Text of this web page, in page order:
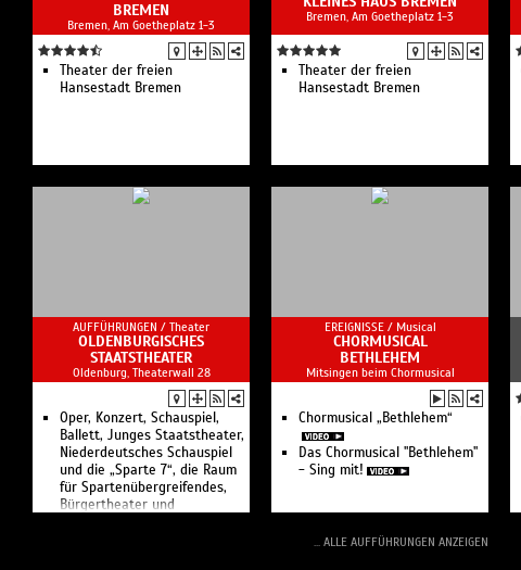
BREMEN
Bremen, Am Goetheplatz 1-3
Theater der freien
Hansestadt Bremen
Bremen, Am Goetheplatz 1-3
Theater der freien
Hansestadt Bremen
AUFFÜHRUNGEN / Theater
OLDENBURGISCHES
STAATSTHEATER
Oldenburg, Theaterwall 28
Oper, Konzert, Schauspiel,
Ballett, Junges Staatstheater,
Niederdeutsches Schauspiel
und die „Sparte 7“, die Raum
für Spartenübergreifendes,
Bürgertheater und
EREIGNISSE / Musical
CHORMUSICAL
BETHLEHEM
Mitsingen beim Chormusical
Chormusical „Bethlehem“
Das Chormusical "Bethlehem"
- Sing mit!
... ALLE AUFFÜHRUNGEN ANZEIGEN